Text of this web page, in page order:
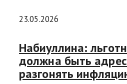
23.05.2026
Набиуллина:
должна быть
разгонять